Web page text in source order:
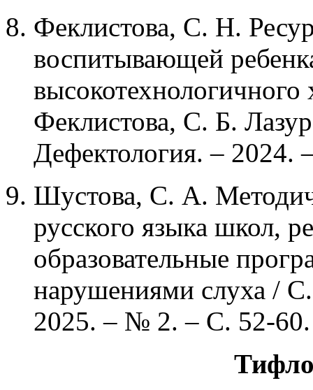
Феклистова, С. Н.
воспитывающей
Феклистова, С. Б.
Дефектология. –
Шустова, С. А.
русского языка школ,
образовательные
нарушениями слуха /
2025. – № 2. – С. 52-60.